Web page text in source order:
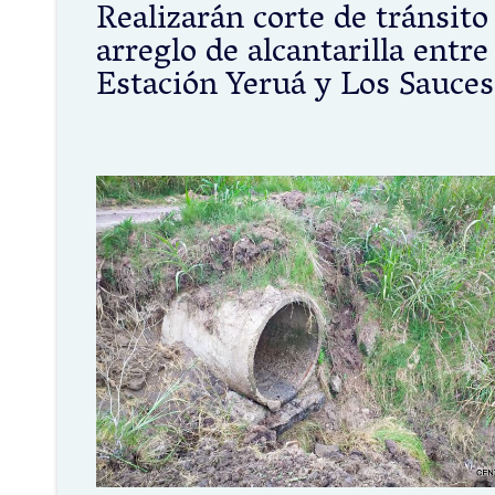
Realizarán corte de
arreglo de alcantarilla entre
Estación Yeruá y Los Sauces